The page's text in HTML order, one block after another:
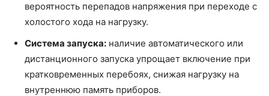
вероятность перепадов напряжения при переходе с
холостого хода на нагрузку.
Система запуска: наличие автоматического или
дистанционного запуска упрощает включение при
кратковременных перебоях, снижая нагрузку на
внутреннюю память приборов.